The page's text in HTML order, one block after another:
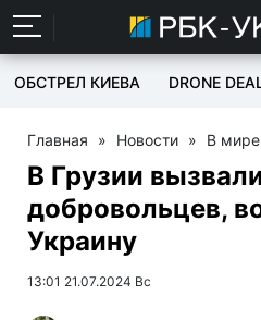
ОБСТРЕЛ КИЕВА DRONE
Главная » Новости » В мире
В Грузии
добровольцев,
Украину
13:01 21.07.2024 Вс